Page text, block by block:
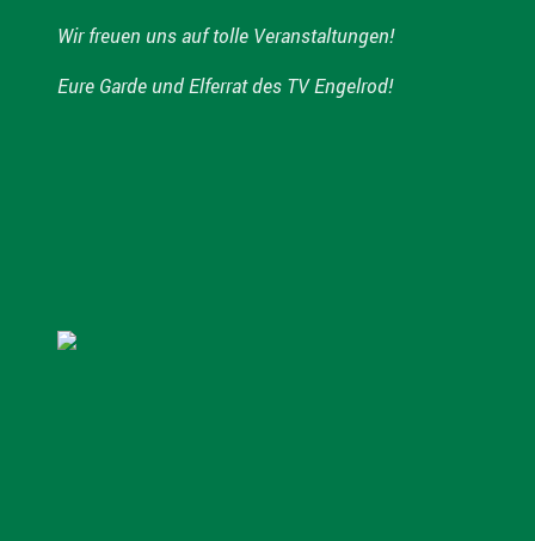
Wir freuen uns auf tolle Veranstaltungen!
Eure Garde und Elferrat des TV Engelrod!